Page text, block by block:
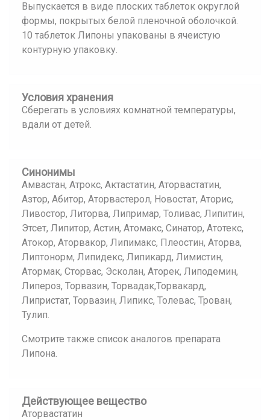
Выпускается в виде плоских таблеток округлой
формы, покрытых белой пленочной оболочкой.
10 таблеток Липоны упакованы в ячеистую
контурную упаковку.
Условия хранения
Сберегать в условиях комнатной температуры,
вдали от детей.
Синонимы
Амвастан, Атрокс, Актастатин, Аторвастатин,
Азтор, Абитор, Аторвастерол, Новостат, Аторис,
Ливостор, Литорва, Липримар, Толивас, Липитин,
Этсет, Липитор, Астин, Атомакс, Синатор, Атотекс,
Атокор, Аторвакор, Липимакс, Плеостин, Аторва,
Липтонорм, Липидекс, Липикард, Лимистин,
Атормак, Сторвас, Эсколан, Аторек, Липодемин,
Липероз, Торвазин, Торвадак,Торвакард,
Липристат, Торвазин, Липикс, Толевас, Трован,
Тулип.
Смотрите также список аналогов препарата
Липона.
Действующее вещество
Аторвастатин